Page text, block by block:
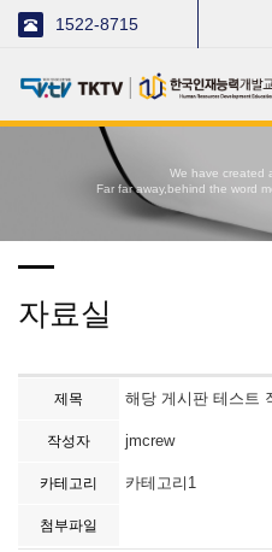
1522-8715
We have created
Far far away,behind the word
자료실
제목 해당 게시판 테스트
작성자 jmcrew
카테고리 카테고리1
첨부파일